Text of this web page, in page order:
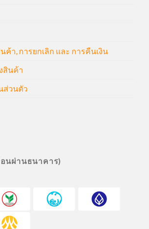
า, การยกเลิก และ การคืนเงิน
สินค้า
ส่วนตัว
อนผ่านธนาคาร)